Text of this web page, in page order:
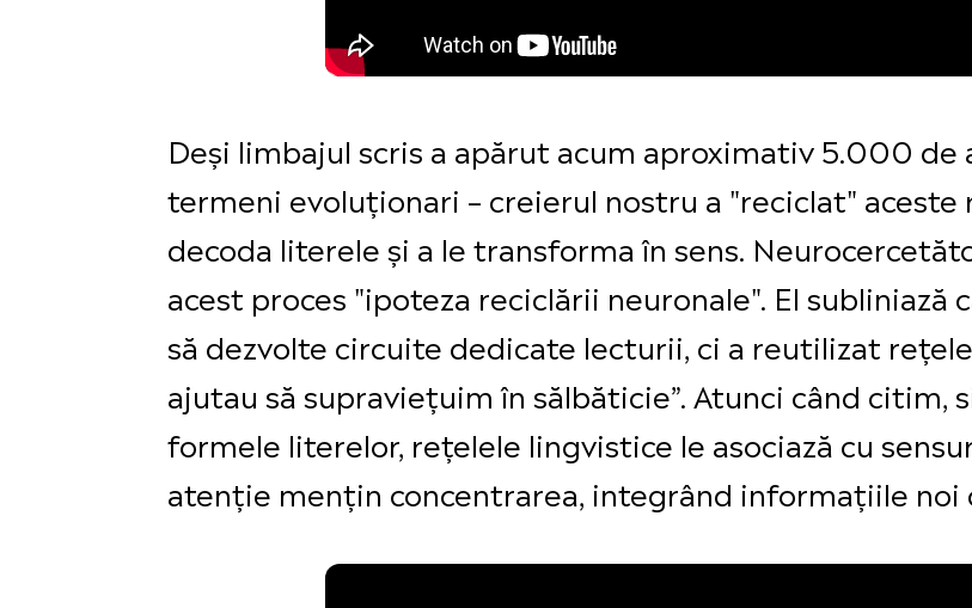
Deși limbajul scris a apărut acum aproximativ 5.000 de
termeni evoluționari – creierul nostru a "reciclat"
decoda literele și a le transforma în sens.
acest proces "ipoteza reciclării neuronale". El subliniază
să dezvolte circuite dedicate lecturii, ci a reutilizat
ajutau să supraviețuim în sălbăticie”. Atunci când citim,
formele literelor, rețelele lingvistice le asociază cu
atenție mențin concentrarea, integrând informațiile noi